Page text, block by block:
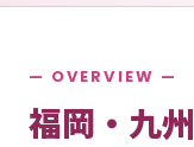
— OVERVIEW —
福岡・九州